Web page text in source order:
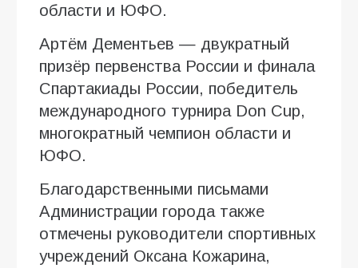
области и ЮФО.
Артём Дементьев — двукратный
призёр первенства России и финала
Спартакиады России, победитель
международного турнира Don Cup,
многократный чемпион области и
ЮФО.
Благодарственными письмами
Администрации города также
отмечены руководители спортивных
учреждений Оксана Кожарина,